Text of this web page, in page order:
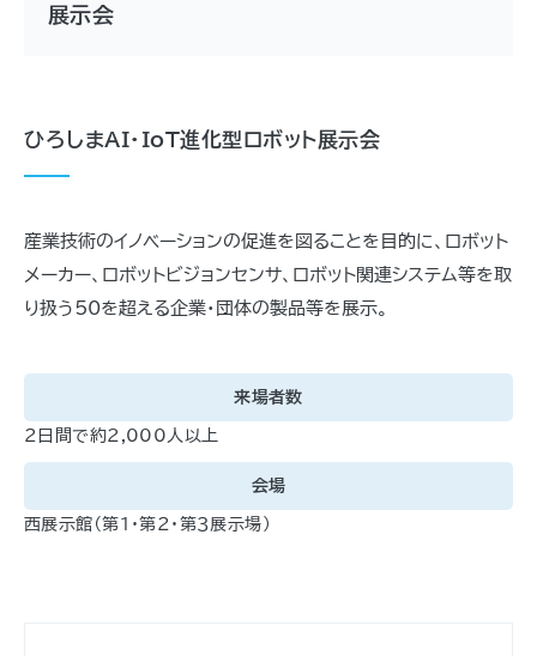
展示会
ひろしまAI・IoT進化型ロボット展示会
産業技術のイノベーションの促進を図ることを目的に、ロボット
メーカー、ロボットビジョンセンサ、ロボット関連システム等を取
り扱う50を超える企業・団体の製品等を展示。
来場者数
２日間で約2,000人以上
会場
西展示館（第１・第２・第３展示場）